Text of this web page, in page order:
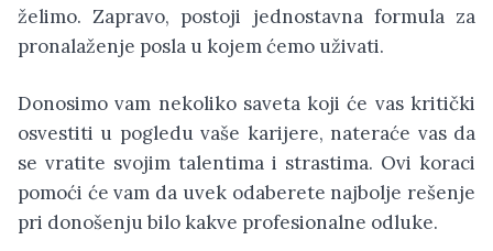
želimo. Zapravo, postoji jednostavna formula za
pronalaženje posla u kojem ćemo uživati.
Donosimo vam nekoliko saveta koji će vas kritički
osvestiti u pogledu vaše karijere, nateraće vas da
se vratite svojim talentima i strastima. Ovi koraci
pomoći će vam da uvek odaberete najbolje rešenje
pri donošenju bilo kakve profesionalne odluke.